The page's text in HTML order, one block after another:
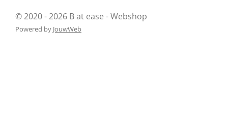
© 2020 - 2026 B at ease - Webshop
Powered by JouwWeb